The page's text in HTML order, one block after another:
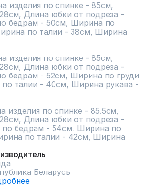
изделия по спинке - 85см,
Длина юбки от подреза -
бедрам - 50см, Ширина по
по талии - 38см, Ширина
изделия по спинке - 85см,
Длина юбки от подреза -
бедрам - 52см, Ширина по груди
талии - 40см, Ширина рукава -
изделия по спинке - 85.5см,
Длина юбки от подреза -
бедрам - 54см, Ширина по
по талии - 42см, Ширина
Беларусь